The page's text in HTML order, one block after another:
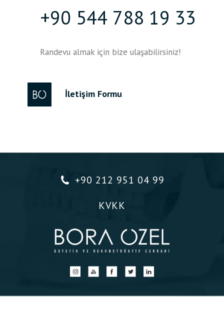
+90 544 788 19 33
Randevu almak için bize ulaşabilirsiniz!
İletişim Formu
+90 212 951 04 99
KVKK